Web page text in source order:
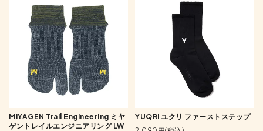
MIYAGEN Trail Engineering ミヤ
ゲントレイルエンジニアリング LW
YUQRI ユクリ ファーストステップ